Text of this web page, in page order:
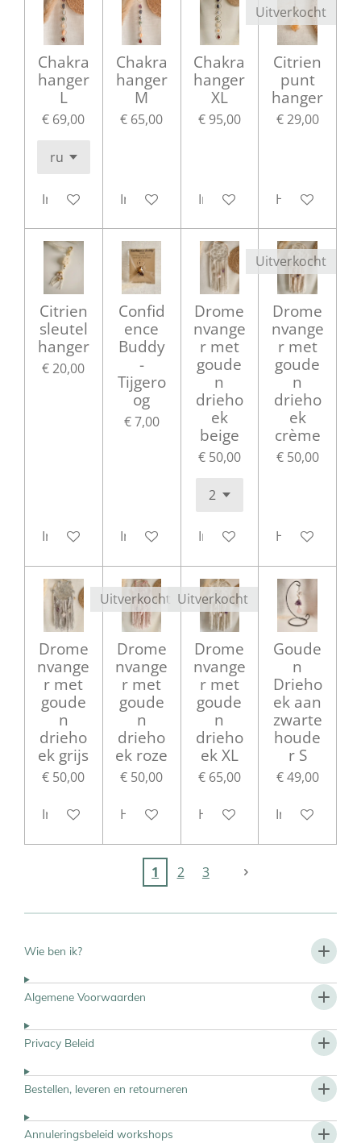
Chakra
hanger
L
€ 69,00
In winkelwagen
Chakra
hanger
M
€ 65,00
In winkelwagen
Chakra
hanger
XL
€ 95,00
In winkelwagen
Uitverkocht
Citrien
punt
hanger
€ 29,00
Houd mij op
Citrien
sleutel
hanger
€ 20,00
In winkelwagen
Confid
ence
Buddy
-
Tijgero
og
€ 7,00
In winkelwagen
Drome
nvange
r met
goude
n
drieho
ek
beige
€ 50,00
In winkelwagen
Uitverkocht
Drome
nvange
r met
goude
n
drieho
ek
crème
€ 50,00
Houd mij op
Drome
nvange
r met
goude
n
drieho
ek grijs
€ 50,00
In winkelwagen
Uitverkocht
Drome
nvange
r met
goude
n
drieho
ek roze
€ 50,00
Houd mij op de hoogte
Uitverkocht
Drome
nvange
r met
goude
n
drieho
ek XL
€ 65,00
Houd mij op de hoogte
Goude
n
Drieho
ek aan
zwarte
houde
r S
€ 49,00
In
1 2 3
Wie ben ik?
Algemene Voorwaarden
Privacy Beleid
Bestellen, leveren en retourneren
Annuleringsbeleid workshops